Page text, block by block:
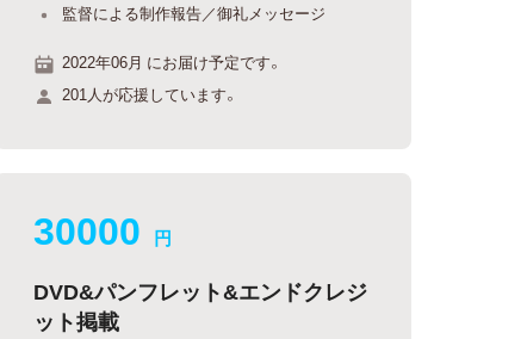
監督による制作報告／御礼メッセージ
2022年06月 にお届け予定です。
201人が応援しています。
30000 円
DVD&パンフレット&エンドクレジ
ット掲載